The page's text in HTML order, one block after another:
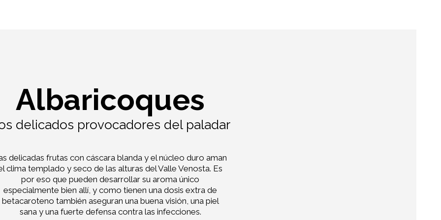
Albaricoques
delicados provocadores del paladar
delicadas frutas con cáscara blanda y el núcleo duro aman
clima templado y seco de las alturas del Valle Venosta. Es
por eso que pueden desarrollar su aroma único
especialmente bien allí, y como tienen una dosis extra de
betacaroteno también aseguran una buena visión, una piel
sana y una fuerte defensa contra las infecciones.